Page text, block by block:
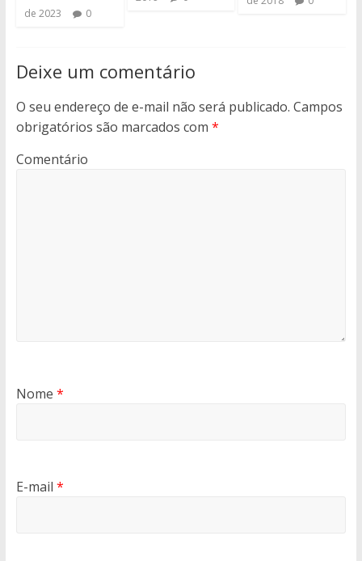
de 2023 0
Deixe um comentário
O seu endereço de e-mail não será publicado. Campos
obrigatórios são marcados com *
Comentário
Nome *
E-mail *